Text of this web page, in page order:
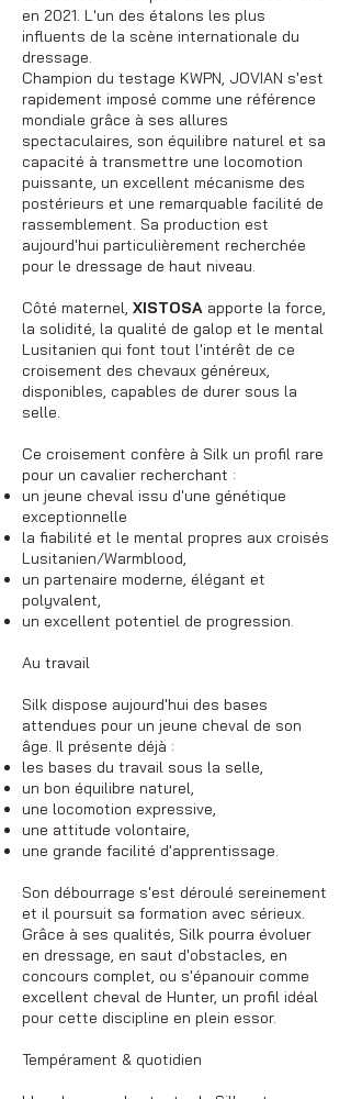
en 2021. L'un des étalons les plus
influents de la scène internationale du
dressage.
Champion du testage KWPN, JOVIAN s'est
rapidement imposé comme une référence
mondiale grâce à ses allures
spectaculaires, son équilibre naturel et sa
capacité à transmettre une locomotion
puissante, un excellent mécanisme des
postérieurs et une remarquable facilité de
rassemblement. Sa production est
aujourd'hui particulièrement recherchée
pour le dressage de haut niveau.
Côté maternel, XISTOSA apporte la force,
la solidité, la qualité de galop et le mental
Lusitanien qui font tout l'intérêt de ce
croisement des chevaux généreux,
disponibles, capables de durer sous la
selle.
Ce croisement confère à Silk un profil rare
pour un cavalier recherchant :
un jeune cheval issu d'une génétique
exceptionnelle
la fiabilité et le mental propres aux croisés
Lusitanien/Warmblood,
un partenaire moderne, élégant et
polyvalent,
un excellent potentiel de progression.
Au travail
Silk dispose aujourd'hui des bases
attendues pour un jeune cheval de son
âge. Il présente déjà :
les bases du travail sous la selle,
un bon équilibre naturel,
une locomotion expressive,
une attitude volontaire,
une grande facilité d'apprentissage.
Son débourrage s'est déroulé sereinement
et il poursuit sa formation avec sérieux.
Grâce à ses qualités, Silk pourra évoluer
en dressage, en saut d'obstacles, en
concours complet, ou s'épanouir comme
excellent cheval de Hunter, un profil idéal
pour cette discipline en plein essor.
Tempérament & quotidien